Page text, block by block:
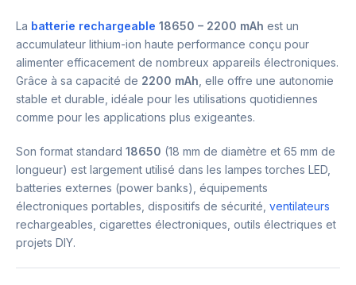
La batterie rechargeable 18650 – 2200 mAh est un
accumulateur lithium-ion haute performance conçu pour
alimenter efficacement de nombreux appareils électroniques.
Grâce à sa capacité de 2200 mAh , elle offre une autonomie
stable et durable, idéale pour les utilisations quotidiennes
comme pour les applications plus exigeantes.
Son format standard 18650 (18 mm de diamètre et 65 mm de
longueur) est largement utilisé dans les lampes torches LED,
batteries externes (power banks), équipements
électroniques portables, dispositifs de sécurité, ventilateurs
rechargeables, cigarettes électroniques, outils électriques et
projets DIY.